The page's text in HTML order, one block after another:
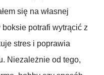
się na własnej
potrafi wytrącić z
stres i poprawia
Niezależnie od tego,